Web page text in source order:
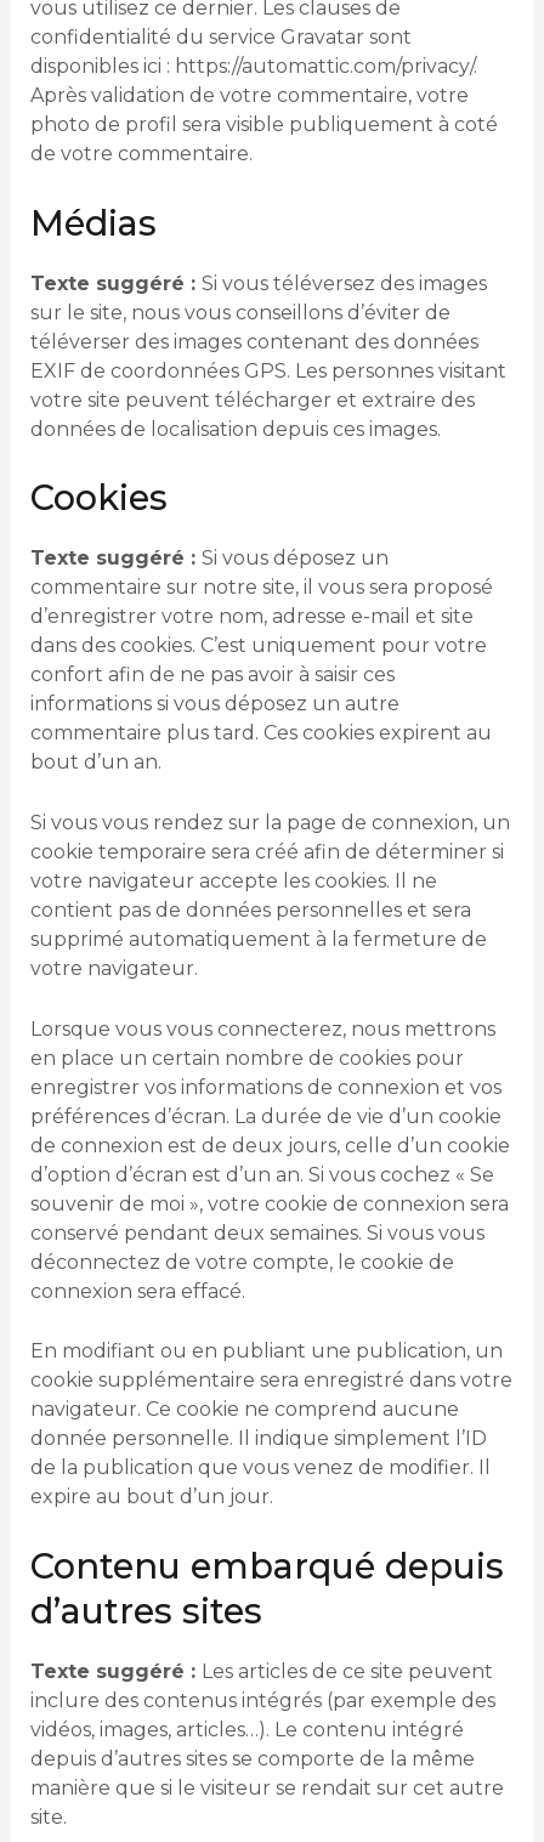
vous utilisez ce dernier. Les clauses de
confidentialité du service Gravatar sont
disponibles ici : https://automattic.com/privacy/.
Après validation de votre commentaire, votre
photo de profil sera visible publiquement à coté
de votre commentaire.
Médias
Texte suggéré : Si vous téléversez des images
sur le site, nous vous conseillons d’éviter de
téléverser des images contenant des données
EXIF de coordonnées GPS. Les personnes visitant
votre site peuvent télécharger et extraire des
données de localisation depuis ces images.
Cookies
Texte suggéré : Si vous déposez un
commentaire sur notre site, il vous sera proposé
d’enregistrer votre nom, adresse e-mail et site
dans des cookies. C’est uniquement pour votre
confort afin de ne pas avoir à saisir ces
informations si vous déposez un autre
commentaire plus tard. Ces cookies expirent au
bout d’un an.
Si vous vous rendez sur la page de connexion, un
cookie temporaire sera créé afin de déterminer si
votre navigateur accepte les cookies. Il ne
contient pas de données personnelles et sera
supprimé automatiquement à la fermeture de
votre navigateur.
Lorsque vous vous connecterez, nous mettrons
en place un certain nombre de cookies pour
enregistrer vos informations de connexion et vos
préférences d’écran. La durée de vie d’un cookie
de connexion est de deux jours, celle d’un cookie
d’option d’écran est d’un an. Si vous cochez « Se
souvenir de moi », votre cookie de connexion sera
conservé pendant deux semaines. Si vous vous
déconnectez de votre compte, le cookie de
connexion sera effacé.
En modifiant ou en publiant une publication, un
cookie supplémentaire sera enregistré dans votre
navigateur. Ce cookie ne comprend aucune
donnée personnelle. Il indique simplement l’ID
de la publication que vous venez de modifier. Il
expire au bout d’un jour.
Contenu embarqué depuis
d’autres sites
Texte suggéré : Les articles de ce site peuvent
inclure des contenus intégrés (par exemple des
vidéos, images, articles…). Le contenu intégré
depuis d’autres sites se comporte de la même
manière que si le visiteur se rendait sur cet autre
site.